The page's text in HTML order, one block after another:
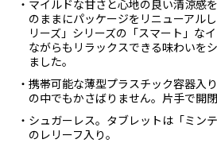
・マイルドな甘さと心地の良い清涼感
のままにパッケージをリニューアル
リーズ」シリーズの「スマート」な
ながらもリラックスできる味わいを
ました。
・携帯可能な薄型プラスチック容器入
の中でもかさばりません。片手で開閉
・シュガーレス。タブレットは「ミン
のレリーフ入り。